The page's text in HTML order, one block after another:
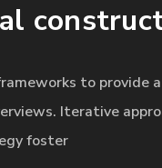
to provide
Iterative
foster